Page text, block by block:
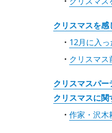
クリスマスを
12月に入
クリスマ
クリスマスパ
クリスマスに
作家・沢木